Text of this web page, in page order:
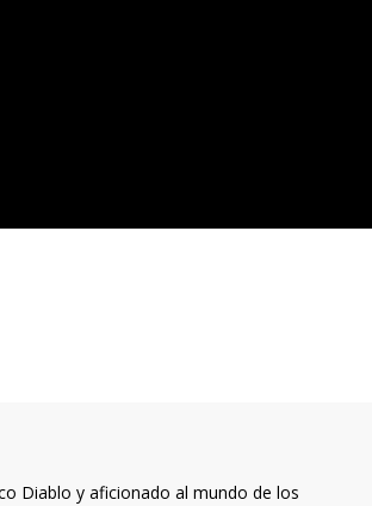
Diablo y aficionado al mundo de los